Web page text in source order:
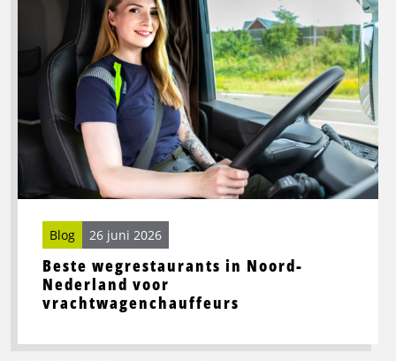
Beste wegrestaurants in Noord-
Nederland voor
vrachtwagenchauffeurs
Blog 26 juni 2026
Beste
wegrestaurants
Noord-
Nederland
voor
vrachtwagenchauffeurs